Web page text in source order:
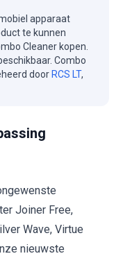
apparaat
te kunnen
Cleaner kopen.
Combo
doorRCS LT,
Joiner Free,
Wave, Virtue
nieuwste